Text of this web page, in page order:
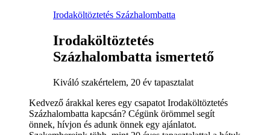
Irodaköltöztetés Százhalombatta
Irodaköltöztetés
Százhalombatta ismertető
Kiváló szakértelem, 20 év tapasztalat
Kedvező árakkal keres egy csapatot Irodaköltöztetés
Százhalombatta kapcsán? Cégünk örömmel segít
önnek, hívjon és adunk önnek egy ajánlatot.